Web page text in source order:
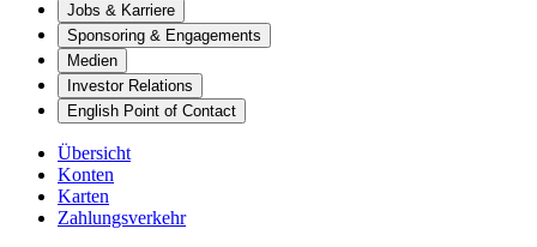
Jobs & Karriere
Sponsoring & Engagements
Medien
Investor Relations
English Point of Contact
Übersicht
Konten
Karten
Zahlungsverkehr